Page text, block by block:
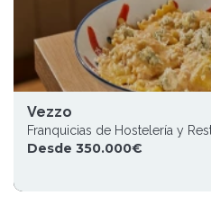
Vezzo
Franquicias de Hostelería y
Desde 350.000€